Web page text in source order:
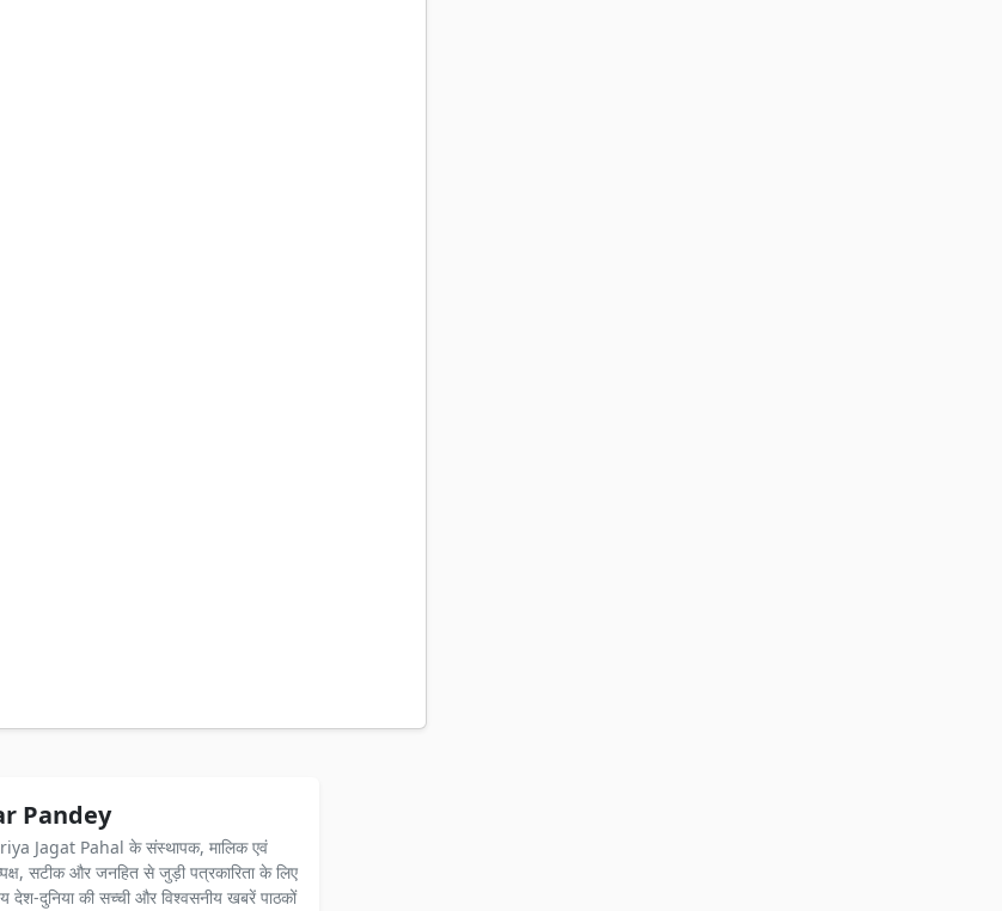
Pandey
Jagat Pahal के संस्थापक, मालिक एवं
सटीक और जनहित से जुड़ी पत्रकारिता के लिए
देश-दुनिया की सच्ची और विश्वसनीय खबरें पाठकों